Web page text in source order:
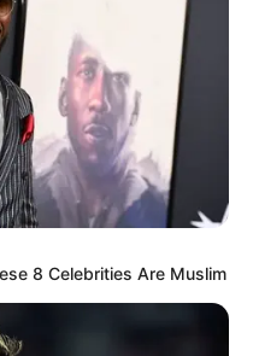
mayores:
los 62 años, pueden
en Transmilenio,
subsidio busca facilitar
de la
años al desarrollo de la
personas con
pueden acceder a un
a través de la tarjeta
de este incentivo
en las tarifas,
8 Celebrities Are Muslim